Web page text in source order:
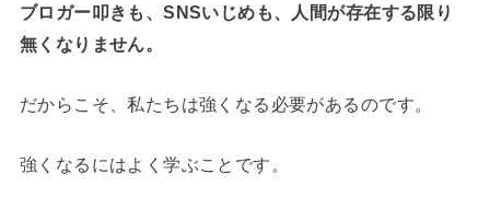
ブロガー叩きも、SNSいじめも、人間が存在する限り
無くなりません。
だからこそ、私たちは強くなる必要があるのです。
強くなるにはよく学ぶことです。